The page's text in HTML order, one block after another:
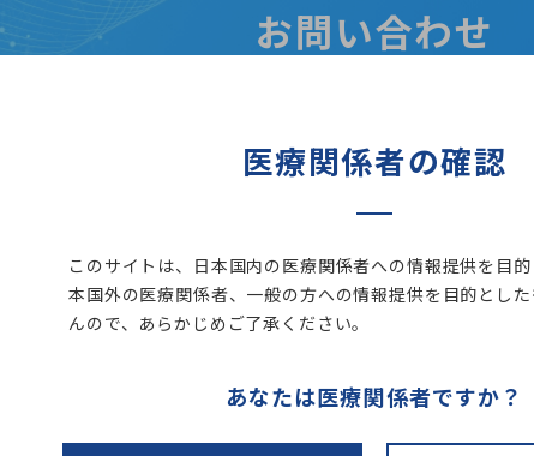
お問い合わせ
営業所一覧
医療関係者の確認
このサイトは、日本国内の医療関係者への情報提供を目
本国外の医療関係者、一般の方への情報提供を目的とし
んので、あらかじめご了承ください。
あなたは医療関係者ですか？